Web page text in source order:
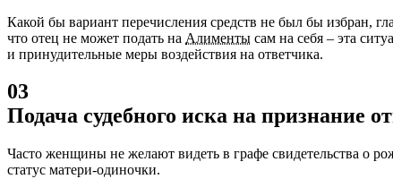
Какой бы вариант перечисления средств не был бы избран,
что отец не может подать на Алименты сам на себя – эта
и принудительные меры воздействия на ответчика.
03
Подача судебного иска на признание
Часто женщины не желают видеть в графе свидетельства о
статус матери-одиночки.